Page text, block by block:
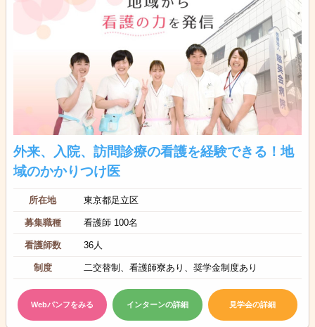
外来、入院、訪問診療の看護を経験できる！地
域のかかりつけ医
所在地 東京都足立区
募集職種 看護師 100名
看護師数 36人
制度 二交替制、看護師寮あり、奨学金制度あり
Webパンフをみる インターンの詳細 見学会の詳細